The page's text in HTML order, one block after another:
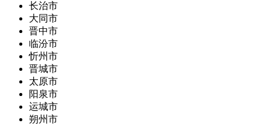
长治市
大同市
晋中市
临汾市
忻州市
晋城市
太原市
阳泉市
运城市
朔州市